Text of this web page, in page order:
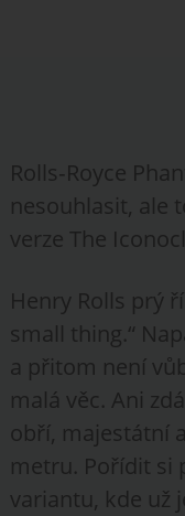
Rolls‑Royce
nesouhlasit, ale
verze The
Henry Rolls prý
small thing.“
a přitom není
malá věc. Ani
obří, majestátní
metru. Pořídit si
variantu, kde už